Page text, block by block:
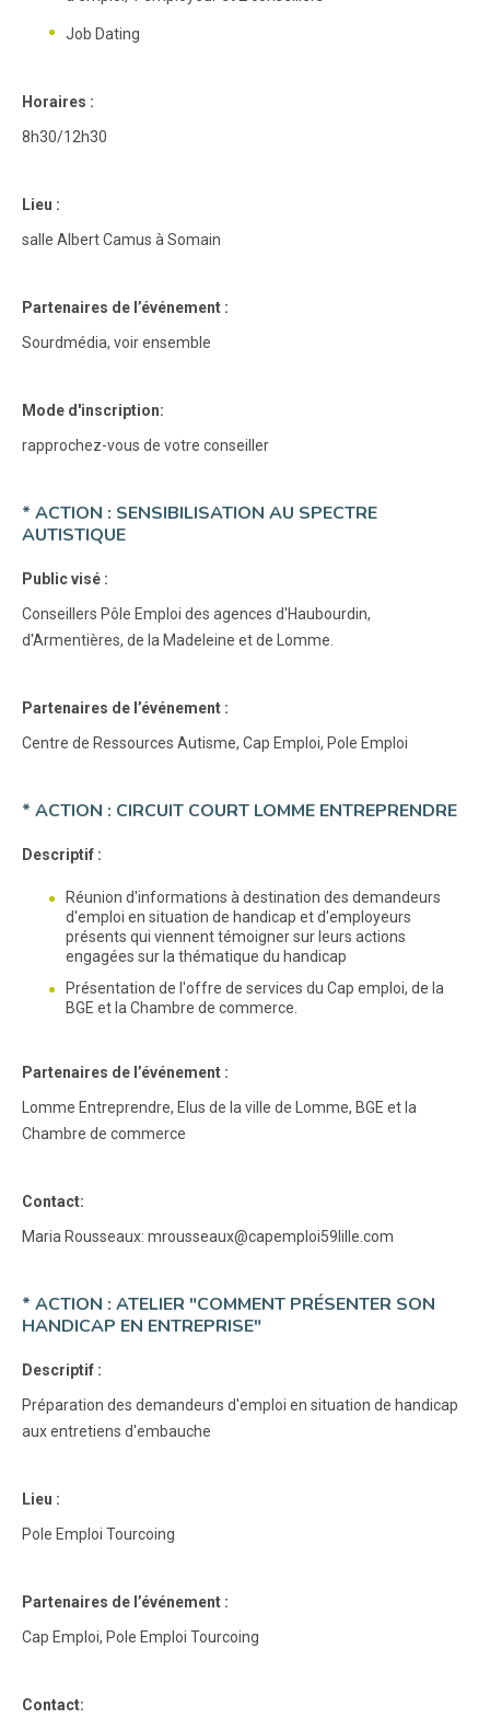
Job Dating
Horaires :
8h30/12h30
Lieu :
salle Albert Camus à Somain
Partenaires de l’événement :
Sourdmédia, voir ensemble
Mode d'inscription:
rapprochez-vous de votre conseiller
* ACTION : SENSIBILISATION AU SPECTRE
AUTISTIQUE
Public visé :
Conseillers Pôle Emploi des agences d'Haubourdin,
d'Armentières, de la Madeleine et de Lomme.
Partenaires de l’événement :
Centre de Ressources Autisme, Cap Emploi, Pole Emploi
* ACTION : CIRCUIT COURT LOMME ENTREPRENDRE
Descriptif :
Réunion d'informations à destination des demandeurs
d'emploi en situation de handicap et d'employeurs
présents qui viennent témoigner sur leurs actions
engagées sur la thématique du handicap
Présentation de l'offre de services du Cap emploi, de la
BGE et la Chambre de commerce.
Partenaires de l’événement :
Lomme Entreprendre, Elus de la ville de Lomme, BGE et la
Chambre de commerce
Contact:
Maria Rousseaux: mrousseaux@capemploi59lille.com
* ACTION : ATELIER "COMMENT PRÉSENTER SON
HANDICAP EN ENTREPRISE"
Descriptif :
Préparation des demandeurs d'emploi en situation de handicap
aux entretiens d'embauche
Lieu :
Pole Emploi Tourcoing
Partenaires de l’événement :
Cap Emploi, Pole Emploi Tourcoing
Contact: